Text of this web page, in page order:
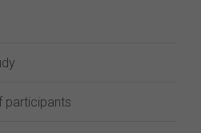
participants